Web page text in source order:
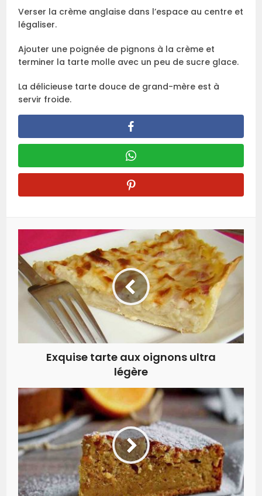
Verser la crème anglaise dans l’espace au centre et
légaliser.
Ajouter une poignée de pignons à la crème et
terminer la tarte molle avec un peu de sucre glace.
La délicieuse tarte douce de grand-mère est à
servir froide.
Exquise tarte aux oignons ultra
légère